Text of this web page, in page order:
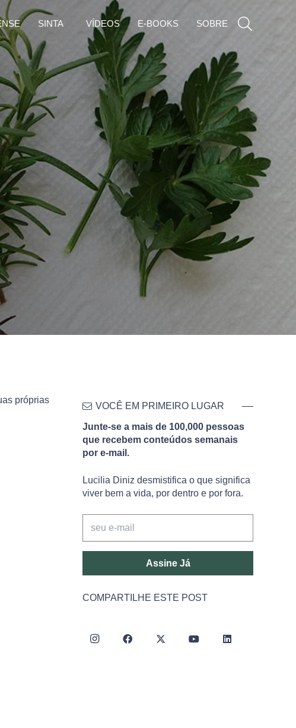
SINTA VÍDEOS E-BOOKS SOBRE
próprias
VOCÊ EM PRIMEIRO LUGAR
Junte-se a mais de 100,000 pessoas
que recebem conteúdos semanais
por e-mail.
Lucilia Diniz desmistifica o que significa
viver bem a vida, por dentro e por fora.
Assine Já
COMPARTILHE ESTE POST